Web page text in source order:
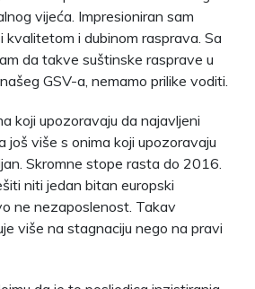
vijeća. Impresioniran sam
kvalitetom i dubinom rasprava. Sa
da takve suštinske rasprave u
GSV-a, nemamo prilike voditi.
koji upozoravaju da najavljeni
još više s onima koji upozoravaju
Skromne stope rasta do 2016.
niti jedan bitan europski
ne nezaposlenost. Takav
više na stagnaciju nego na pravi